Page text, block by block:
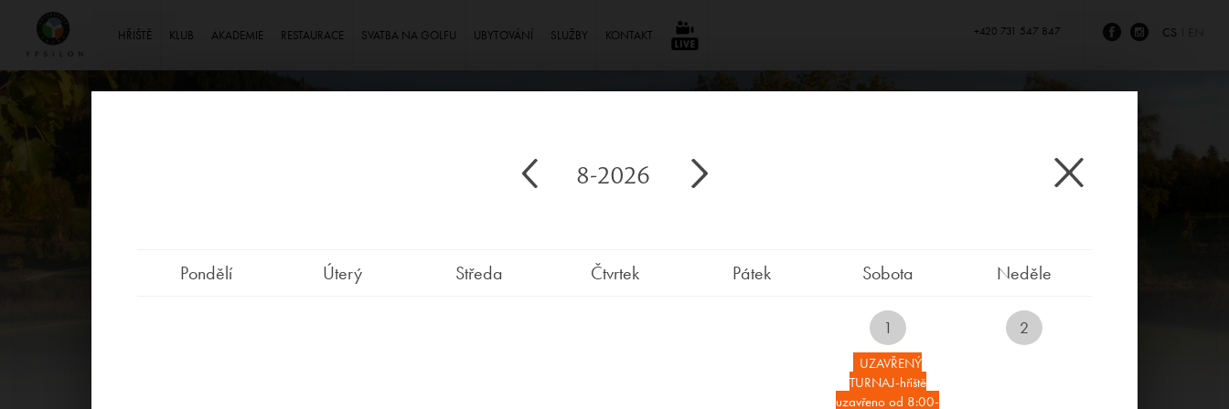
CS
+420 731 547 847
HŘIŠTĚ KLUB AKADEMIE RESTAURACE SVATBA NA GOLFU UBYTOVÁNÍ SLUŽBY KONTAKT ⠀
8-2026
Pondělí Úterý Středa Čtvrtek Pátek Sobota Neděle
1
UZAVŘENÝ
TURNAJ-hřiště
uzavřeno od 8:00-
2